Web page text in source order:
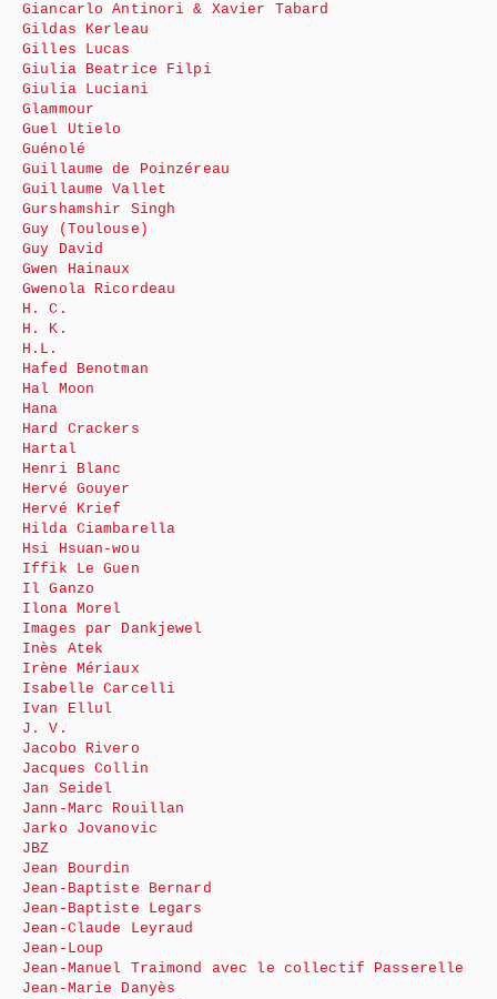
Giancarlo Antinori & Xavier Tabard
Gildas Kerleau
Gilles Lucas
Giulia Beatrice Filpi
Giulia Luciani
Glammour
Guel Utielo
Guénolé
Guillaume de Poinzéreau
Guillaume Vallet
Gurshamshir Singh
Guy (Toulouse)
Guy David
Gwen Hainaux
Gwenola Ricordeau
H. C.
H. K.
H.L.
Hafed Benotman
Hal Moon
Hana
Hard Crackers
Hartal
Henri Blanc
Hervé Gouyer
Hervé Krief
Hilda Ciambarella
Hsi Hsuan-wou
Iffik Le Guen
Il Ganzo
Ilona Morel
Images par Dankjewel
Inès Atek
Irène Mériaux
Isabelle Carcelli
Ivan Ellul
J. V.
Jacobo Rivero
Jacques Collin
Jan Seidel
Jann-Marc Rouillan
Jarko Jovanovic
JBZ
Jean Bourdin
Jean-Baptiste Bernard
Jean-Baptiste Legars
Jean-Claude Leyraud
Jean-Loup
Jean-Manuel Traimond avec le collectif Passerelle
Jean-Marie Danyès